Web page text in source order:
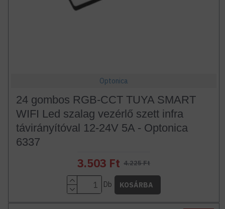
Optonica
24 gombos RGB-CCT TUYA SMART
WIFI Led szalag vezérlő szett infra
távirányítóval 12-24V 5A - Optonica
6337
3.503 Ft 4.225 Ft
Db KOSÁRBA